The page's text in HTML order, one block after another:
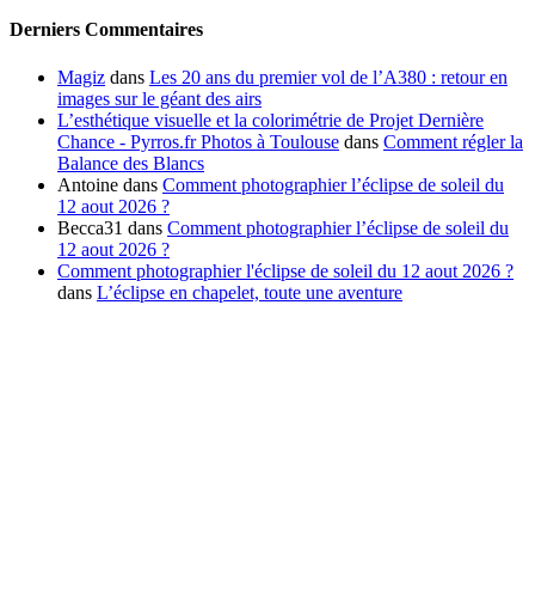
Derniers Commentaires
Magiz dans Les 20 ans du premier vol de l’A380 : retour en
images sur le géant des airs
L’esthétique visuelle et la colorimétrie de Projet Dernière
Chance - Pyrros.fr Photos à Toulouse dans Comment régler la
Balance des Blancs
Antoine dans Comment photographier l’éclipse de soleil du
12 aout 2026 ?
Becca31 dans Comment photographier l’éclipse de soleil du
12 aout 2026 ?
Comment photographier l'éclipse de soleil du 12 aout 2026 ?
dans L’éclipse en chapelet, toute une aventure